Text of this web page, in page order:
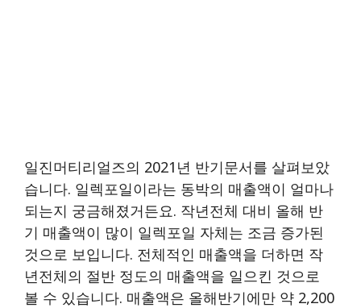
일진머티리얼즈의 2021년 반기문서를 살펴보았
습니다. 일렉포일이라는 동박의 매출액이 얼마나
되는지 궁금해졌거든요. 작년전체 대비 올해 반
기 매출액이 많이 일렉포일 자체는 조금 증가된
것으로 보입니다. 전체적인 매출액을 더하면 작
년전체의 절반 정도의 매출액을 일으킨 것으로
볼 수 있습니다. 매출액은 올해반기에만 약 2,200